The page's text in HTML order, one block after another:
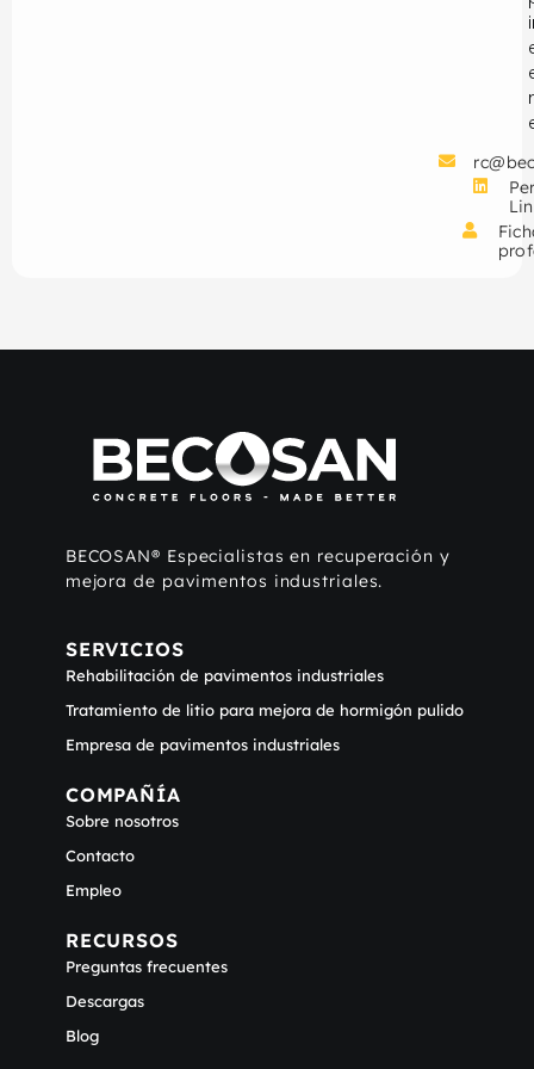
BECOSAN® Especialistas en recuperación y
mejora de pavimentos industriales.
SERVICIOS
Rehabilitación de pavimentos industriales
Tratamiento de litio para mejora de hormigón pulido
Empresa de pavimentos industriales
COMPAÑÍA
Sobre nosotros
Contacto
Empleo
RECURSOS
Preguntas frecuentes
Descargas
Blog